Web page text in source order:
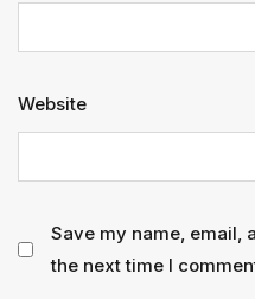
Website
Save my name, email,
the next time I